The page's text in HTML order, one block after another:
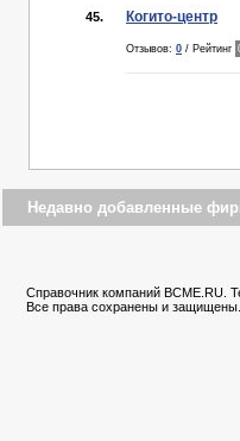
45. Когито-центр
Отзывов: 0 / Рейтинг
Недавно добавленные
Справочник компаний BCME.RU.
Все права сохранены и защищены.